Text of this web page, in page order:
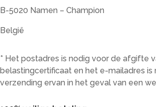
B-5020 Namen – Champion
België
* Het postadres is nodig voor de afgifte
belastingcertificaat en het e-mailadres is
verzending ervan in het geval van een